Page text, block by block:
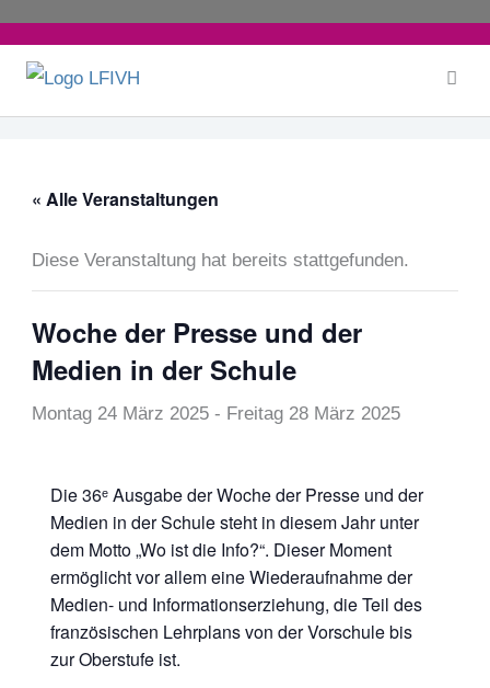
Inhalt
springen
« Alle Veranstaltungen
Diese Veranstaltung hat bereits stattgefunden.
Woche der Presse und der
Medien in der Schule
Montag 24 März 2025 - Freitag 28 März 2025
Die 36ᵉ Ausgabe der Woche der Presse und der
Medien in der Schule steht in diesem Jahr unter
dem Motto „Wo ist die Info?“. Dieser Moment
ermöglicht vor allem eine Wiederaufnahme der
Medien- und Informationserziehung, die Teil des
französischen Lehrplans von der Vorschule bis
zur Oberstufe ist.